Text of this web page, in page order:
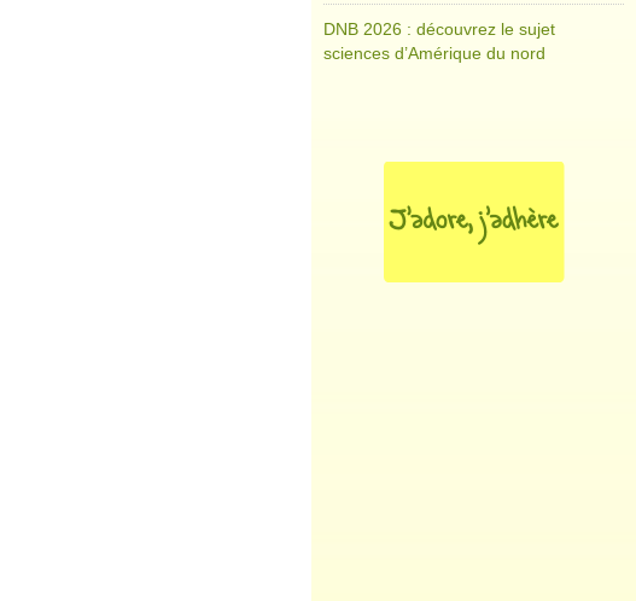
DNB 2026 : découvrez le sujet
sciences d’Amérique du nord